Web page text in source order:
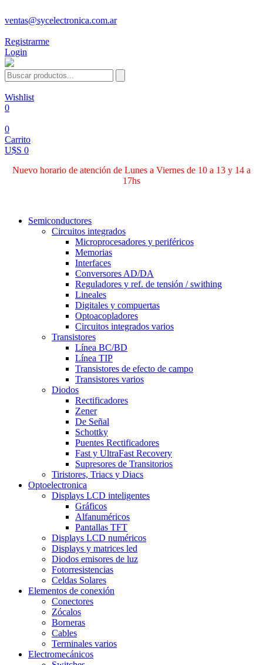
ventas@sycelectronica.com.ar
Registrarme
Login
Wishlist
0
0
Carrito
U$S 0
Nuevo horario de atención de Lunes a Viernes de 10 a 13 y 14 a
17hs
Semiconductores
Circuitos integrados
Microprocesadores y periféricos
Memorias
Interfaces
Conversores AD/DA
Reguladores y ref. de tensión / swithing
Lineales
Digitales y compuertas
Optoacopladores
Circuitos integrados varios
Transistores
Línea BC/BD
Línea TIP
Transistores de efecto de campo
Transistores varios
Diodos
Rectificadores
Zener
De Señal
Schottky
Puentes Rectificadores
Fast y UltraFast Recovery
Supresores de Transitorios
Tiristores, Triacs y Diacs
Optoelectronica
Displays LCD inteligentes
Gráficos
Alfanuméricos
Pantallas TFT
Displays LCD numéricos
Displays y matrices led
Diodos emisores de luz
Fotorresistencias
Celdas Solares
Elementos de conexión
Conectores
Zócalos
Borneras
Cables
Terminales varios
Electromecánicos